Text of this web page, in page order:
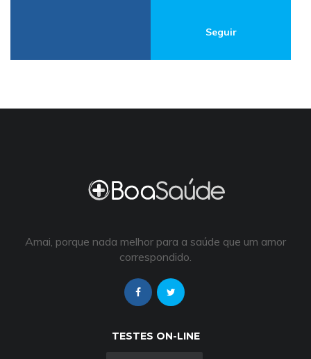
Seguir
Amai, porque nada melhor para a saúde que um amor
correspondido.
TESTES ON-LINE